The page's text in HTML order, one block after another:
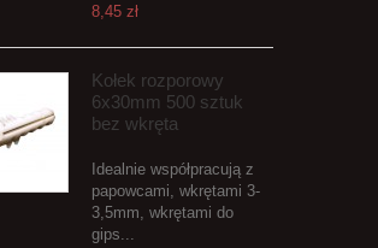
8,45 zł
Kołek rozporowy
6x30mm 500 sztuk
bez wkręta
Idealnie współpracują z
papowcami, wkrętami 3-
3,5mm, wkrętami do
gips...